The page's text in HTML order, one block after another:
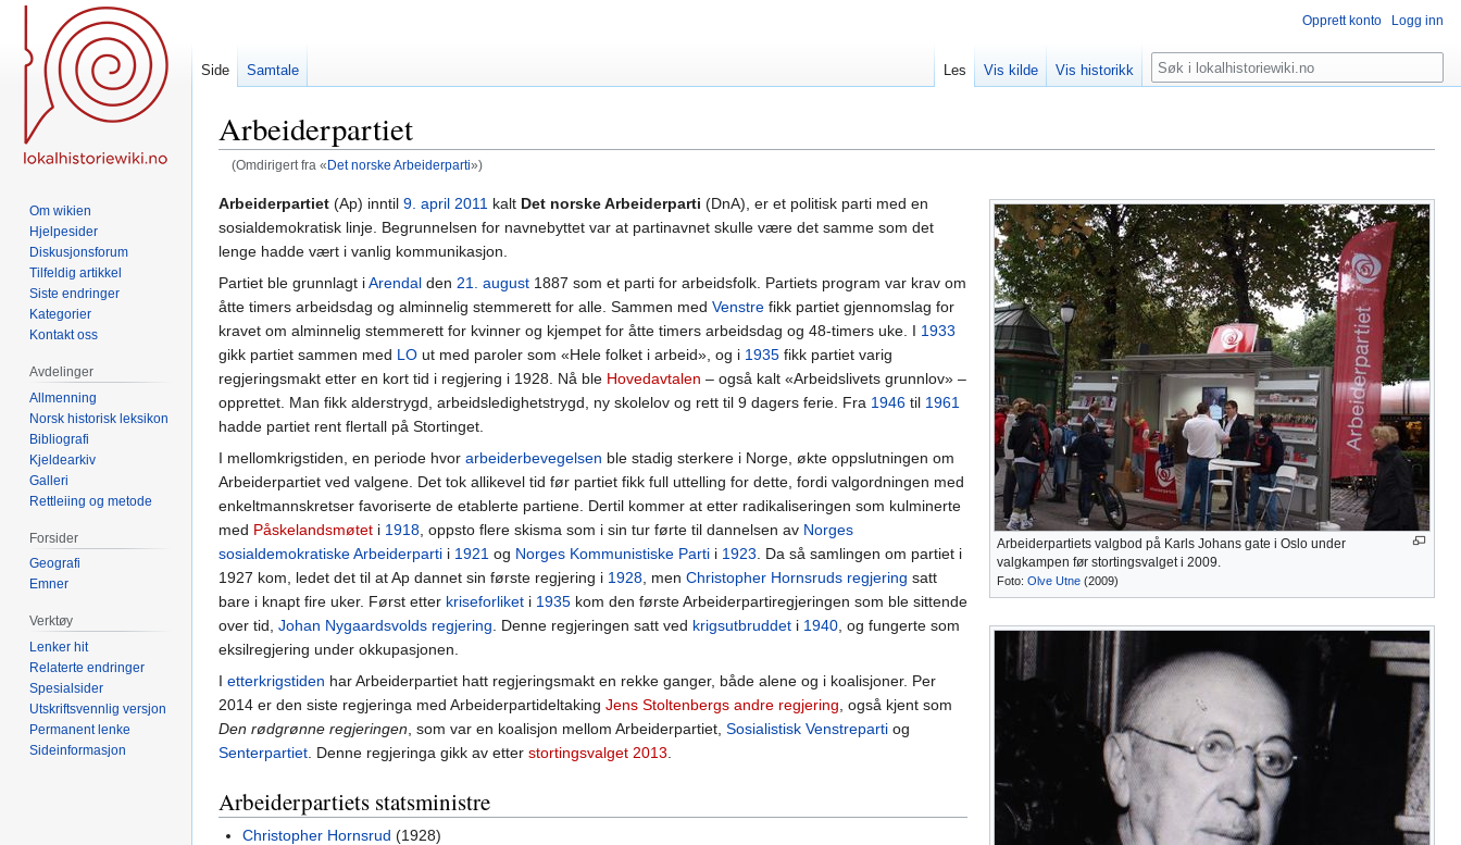
Arbeiderpartiet
(Omdirigert fra « Det norske Arbeiderparti»)
Hopp
til
navigering
Hopp
til
søk
Arbeiderpartiets valgbod på Karls Johans gate i Oslo under
valgkampen før stortingsvalget i 2009.
Foto: Olve Utne (2009)
Arbeiderpartiet (Ap) inntil 9. april 2011 kalt Det norske Arbeiderparti (DnA), er et politisk parti med en
sosialdemokratisk linje. Begrunnelsen for navnebyttet var at partinavnet skulle være det samme som det
lenge hadde vært i vanlig kommunikasjon.
Partiet ble grunnlagt iArendal den 21. august 1887 som et parti for arbeidsfolk. Partiets program var krav om
åtte timers arbeidsdag og alminnelig stemmerett for alle. Sammen med Venstre fikk partiet gjennomslag for
kravet om alminnelig stemmerett for kvinner og kjempet for åtte timers arbeidsdag og 48-timers uke. I 1933
gikk partiet sammen med LO ut med paroler som «Hele folket i arbeid», og i 1935 fikk partiet varig
regjeringsmakt etter en kort tid i regjering i 1928. Nå ble Hovedavtalen – også kalt «Arbeidslivets grunnlov» –
opprettet. Man fikk alderstrygd, arbeidsledighetstrygd, ny skolelov og rett til 9 dagers ferie. Fra 1946 til 1961
hadde partiet rent flertall på Stortinget.
I mellomkrigstiden, en periode hvor arbeiderbevegelsen ble stadig sterkere i Norge, økte oppslutningen om
Arbeiderpartiet ved valgene. Det tok allikevel tid før partiet fikk full uttelling for dette, fordi valgordningen med
enkeltmannskretser favoriserte de etablerte partiene. Dertil kommer at etter radikaliseringen som kulminerte
med Påskelandsmøtet i 1918 , oppsto flere skisma som i sin tur førte til dannelsen av Norges
sosialdemokratiske Arbeiderparti i 1921 og Norges Kommunistiske Parti i 1923 . Da så samlingen om partiet i
1927 kom, ledet det til at Ap dannet sin første regjering i 1928 , men Christopher Hornsruds regjering satt
bare i knapt fire uker. Først etter kriseforliket i 1935 kom den første Arbeiderpartiregjeringen som ble sittende
over tid, Johan Nygaardsvolds regjering . Denne regjeringen satt ved krigsutbruddet i 1940 , og fungerte som
eksilregjering under okkupasjonen.
I etterkrigstiden har Arbeiderpartiet hatt regjeringsmakt en rekke ganger, både alene og i koalisjoner. Per
2014 er den siste regjeringa med Arbeiderpartideltaking Jens Stoltenbergs andre regjering , også kjent som
Den rødgrønne regjeringen , som var en koalisjon mellom Arbeiderpartiet, Sosialistisk Venstreparti og
Senterpartiet . Denne regjeringa gikk av etter stortingsvalget 2013
Arbeiderpartiets statsministre
Christopher Hornsrud (1928)
Opprett konto Logg inn
Side Samtale Les Vis kilde Vis historikk Søk
Om wikien
Hjelpesider
Diskusjonsforum
Tilfeldig artikkel
Siste endringer
Kategorier
Kontakt oss
Avdelinger
Allmenning
Norsk historisk leksikon
Bibliografi
Kjeldearkiv
Galleri
Rettleiing og metode
Forsider
Geografi
Emner
Verktøy
Lenker hit
Relaterte endringer
Spesialsider
Utskriftsvennlig versjon
Permanent lenke
Sideinformasjon